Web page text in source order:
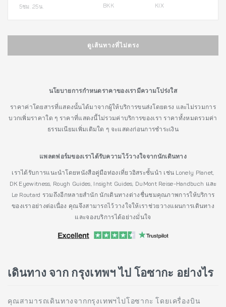
5ชม. 25น. BKK KIX
ดูเส้นทางที่ไม่ตรง
นโยบายการกำหนดราคาของเรามีความโปร่งใส
ราคาค่าโดยสารที่แสดงนั้นได้มาจากผู้ให้บริการขนส่งโดยตรง และไม่รวมการ
บวกเพิ่มราคาใด ๆ ราคาที่แสดงนี้ไม่รวมค่าบริการของเรา ราคาทั้งหมดรวมค่า
ธรรมเนียมเพิ่มเติมใด ๆ จะแสดงก่อนการชำระเงิน
แพลตฟอร์มของเราได้รับความไว้วางใจจากนักเดินทาง
เราได้รับการแนะนำโดยหนังสือคู่มือท่องเที่ยวอิสระชั้นนำ เช่น Lonely Planet,
DK Eyewitness, Rough Guides, Insight Guides, DuMont Reise-Handbuch และ
Le Routard รวมถึงอีกหลายสำนัก นักเดินทางต่างชื่นชมคุณภาพการให้บริการ
ของเราอย่างต่อเนื่อง คุณจึงสามารถไว้วางใจให้เราช่วยวางแผนการเดินทาง
และจองบริการได้อย่างมั่นใจ
เดินทาง จาก กรุงเทพฯ ไป โอซากะ อย่างไร
คุณสามารถเดินทางจากกรุงเทพฯไปโอซากะ โดยเครื่องบิน